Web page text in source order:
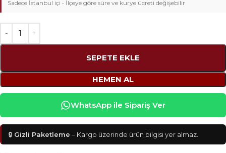
Sadece İstanbul içi • İlçeye göre süre ve kurye ücreti değişebilir
SEPETE EKLE
HEMEN AL
WhatsApp ile Sipariş Ver
🔒 Gizli Paketleme – Kargo üzerinde ürün bilgisi yer almaz.